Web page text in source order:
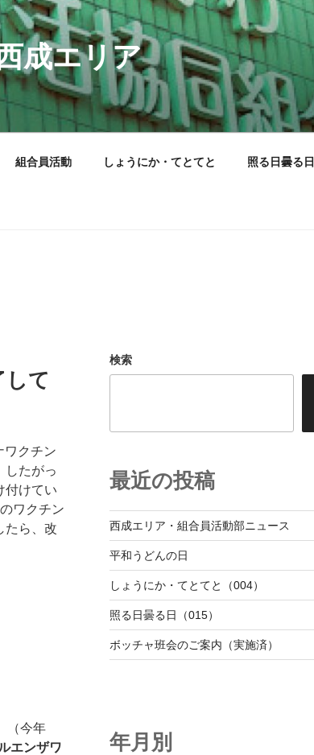
成エリア
組合員活動 しょうにか・てとてと 照る日曇る日
して
ワクチン
したがっ
付けてい
ワクチン
たら、改
（今年
エンザワ
検索
最近の投稿
西成エリア・組合員活動部ニュース
平和うどんの日
しょうにか・てとてと（004）
照る日曇る日（015）
ボッチャ班会のご案内（実施済）
年月別